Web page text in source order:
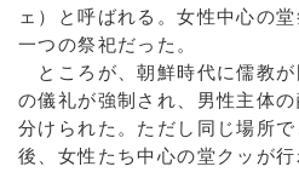
ェ）と呼ばれる。女性中心の
一つの祭祀だった。
ところが、朝鮮時代に儒教
の儀礼が強制され、男性主体
分けられた。ただし同じ場所
後、女性たち中心の堂クッが